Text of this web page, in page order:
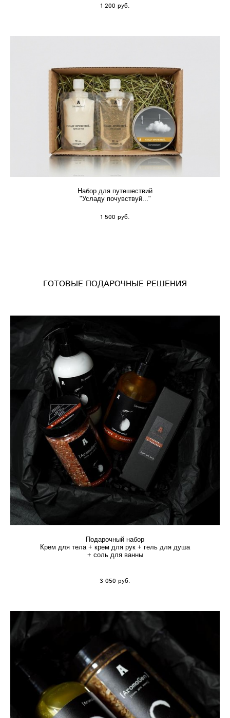
1 200 pуб.
Набор для путешествий
"Усладу почувствуй..."
1 500 pуб.
ГОТОВЫЕ ПОДАРОЧНЫЕ РЕШЕНИЯ
Подарочный набор
Крем для тела + крем для рук + гель для душа
+ соль для ванны
3 050 руб.